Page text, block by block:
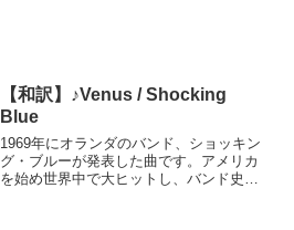
【和訳】♪Venus / Shocking
Blue
1969年にオランダのバンド、ショッキン
グ・ブルーが発表した曲です。アメリカ
を始め世界中で大ヒットし、バンド史上